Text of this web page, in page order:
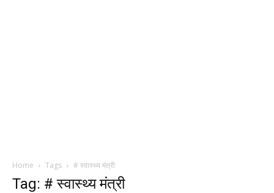
Home Tags # स्वास्थ्य मंत्री
Tag: # स्वास्थ्य मंत्री